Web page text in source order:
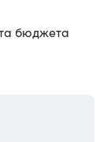
бюджета